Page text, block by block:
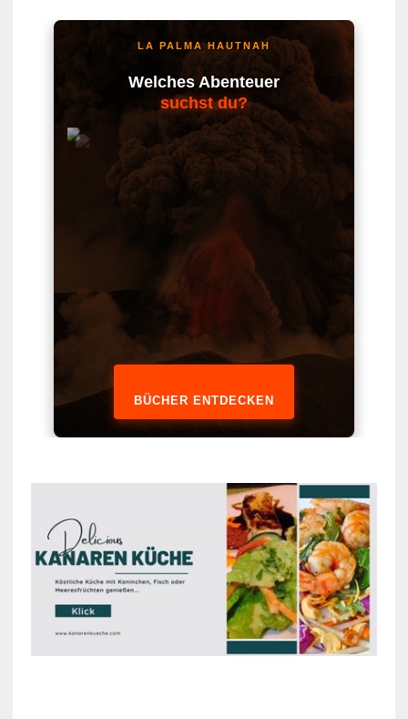
LA PALMA HAUTNAH
Welches Abenteuer
suchst du?
BÜCHER ENTDECKEN